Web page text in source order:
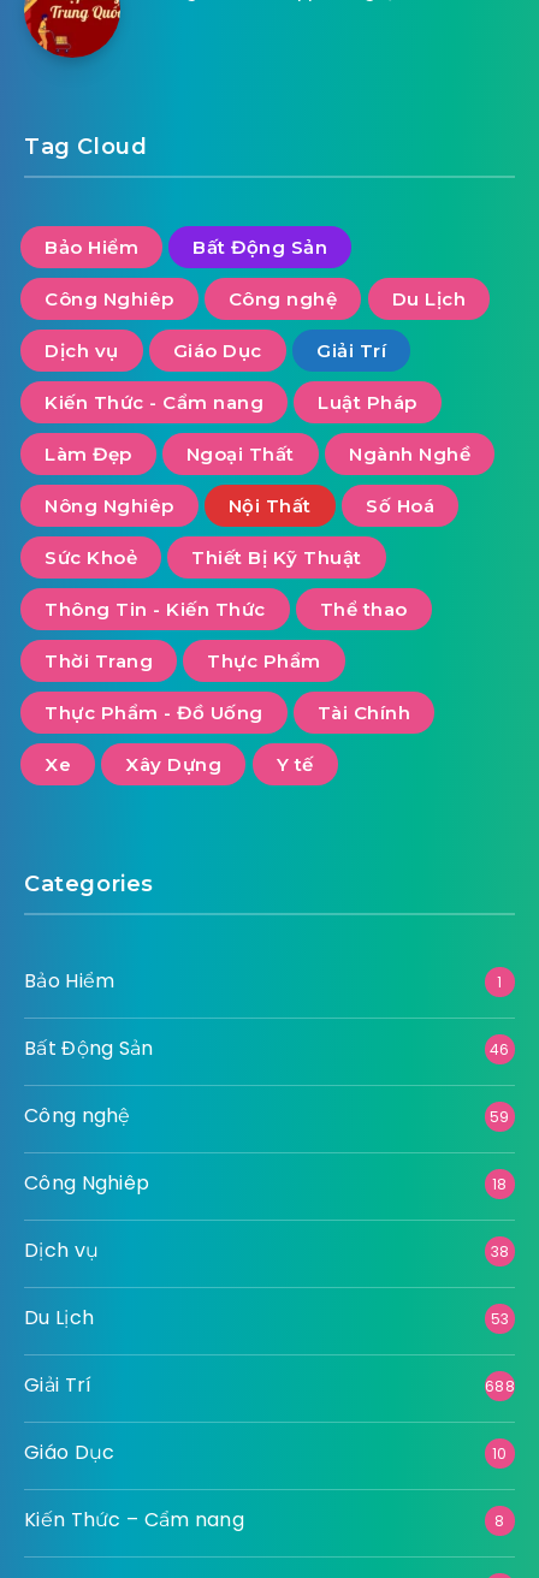
Tag Cloud
Bảo Hiểm Bất Động Sản
Công Nghiêp Công nghệ Du Lịch
Dịch vụ Giáo Dục Giải Trí
Kiến Thức - Cẩm nang Luật Pháp
Làm Đẹp Ngoại Thất Ngành Nghề
Nông Nghiêp Nội Thất Số Hoá
Sức Khoẻ Thiết Bị Kỹ Thuật
Thông Tin - Kiến Thức Thể thao
Thời Trang Thực Phẩm
Thực Phẩm - Đồ Uống Tài Chính
Xe Xây Dựng Y tế
Categories
Bảo Hiểm 1
Bất Động Sản 46
Công nghệ 59
Công Nghiêp 18
Dịch vụ 38
Du Lịch 53
Giải Trí 688
Giáo Dục 10
Kiến Thức – Cẩm nang 8